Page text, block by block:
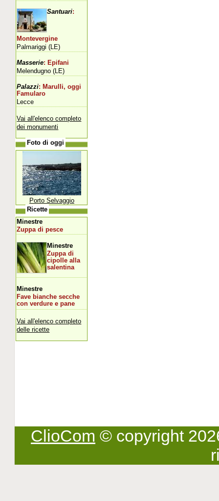
Santuari:
Montevergine
Palmariggi (LE)
Masserie: Epifani
Melendugno (LE)
Palazzi: Marulli, oggi
Famularo
Lecce
Vai all'elenco completo
dei monumenti
Foto di oggi
Porto Selvaggio
Ricette
Minestre
Zuppa di pesce
Minestre
Zuppa di
cipolle alla
salentina
Minestre
Fave bianche secche
con verdure e pane
Vai all'elenco completo
delle ricette
ClioCom © copyright